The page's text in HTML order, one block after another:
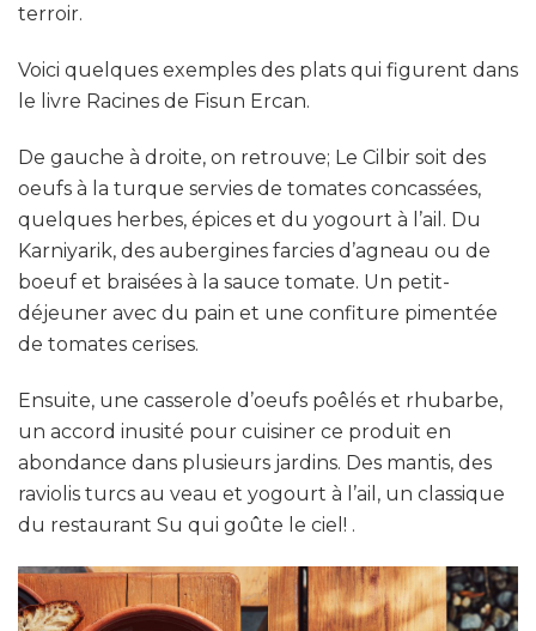
terroir.
Voici quelques exemples des plats qui figurent dans
le livre Racines de Fisun Ercan.
De gauche à droite, on retrouve; Le Cilbir soit des
oeufs à la turque servies de tomates concassées,
quelques herbes, épices et du yogourt à l’ail. Du
Karniyarik, des aubergines farcies d’agneau ou de
boeuf et braisées à la sauce tomate. Un petit-
déjeuner avec du pain et une confiture pimentée
de tomates cerises.
Ensuite, une casserole d’oeufs poêlés et rhubarbe,
un accord inusité pour cuisiner ce produit en
abondance dans plusieurs jardins. Des mantis, des
raviolis turcs au veau et yogourt à l’ail, un classique
du restaurant Su qui goûte le ciel! .